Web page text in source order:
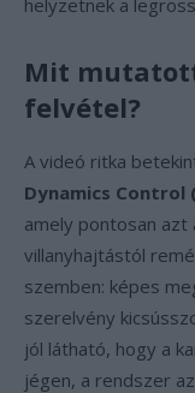
helyzetnek a
Mit
felvétel?
A videó ritka
Dynamics Control
amely pontosan azt
villanyhajtástól
szemben: képes
szerelvény
jól látható, hogy a
jégen, a rendszer